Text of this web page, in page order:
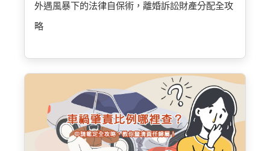
外遇風暴下的法律自保術，離婚訴訟財產分配全攻
略